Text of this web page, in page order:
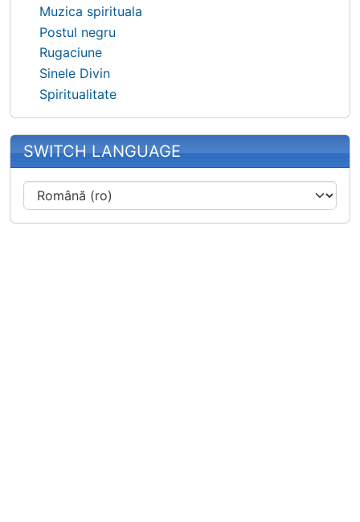
Muzica spirituala
Postul negru
Rugaciune
Sinele Divin
Spiritualitate
SWITCH LANGUAGE